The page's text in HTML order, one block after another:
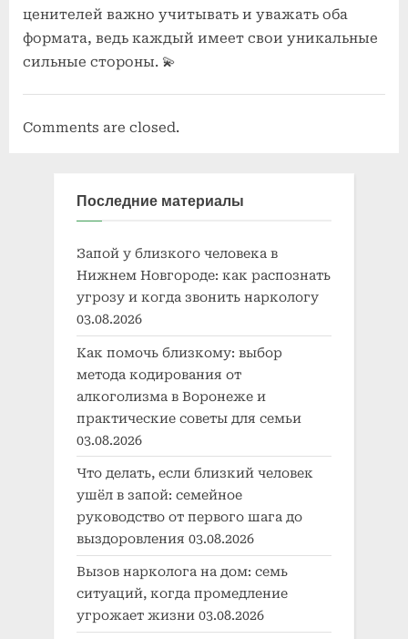
ценителей важно учитывать и уважать оба
формата, ведь каждый имеет свои уникальные
сильные стороны. 💫
Comments are closed.
Последние материалы
Запой у близкого человека в
Нижнем Новгороде: как распознать
угрозу и когда звонить наркологу
03.08.2026
Как помочь близкому: выбор
метода кодирования от
алкоголизма в Воронеже и
практические советы для семьи
03.08.2026
Что делать, если близкий человек
ушёл в запой: семейное
руководство от первого шага до
выздоровления 03.08.2026
Вызов нарколога на дом: семь
ситуаций, когда промедление
угрожает жизни 03.08.2026